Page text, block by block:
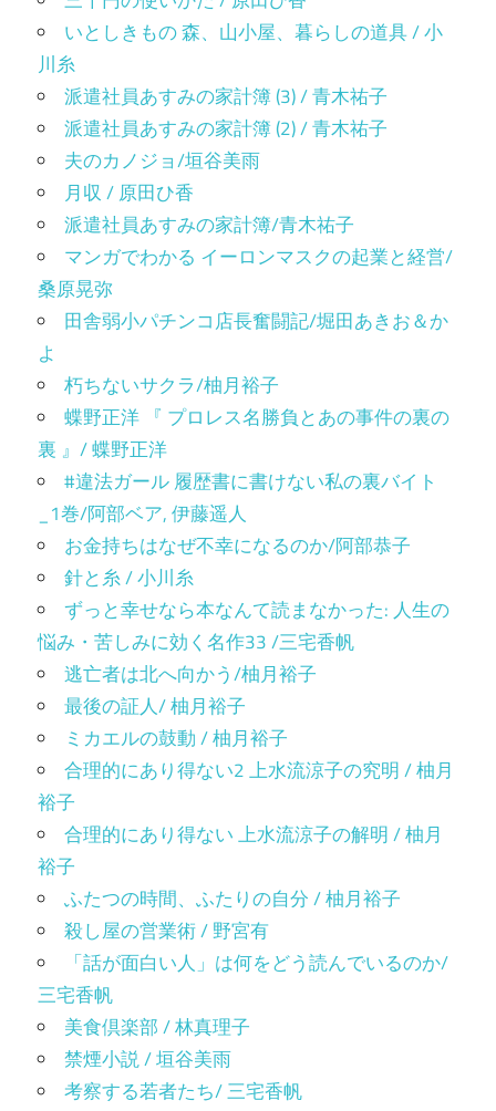
いとしきもの 森、山小屋、暮らしの道具 / 小
川糸
派遣社員あすみの家計簿 (3) / 青木祐子
派遣社員あすみの家計簿 (2) / 青木祐子
夫のカノジョ/垣谷美雨
月収 / 原田ひ香
派遣社員あすみの家計簿/青木祐子
マンガでわかる イーロンマスクの起業と経営/
桑原晃弥
田舎弱小パチンコ店長奮闘記/堀田あきお＆か
よ
朽ちないサクラ/柚月裕子
蝶野正洋 『 プロレス名勝負とあの事件の裏の
裏 』/ 蝶野正洋
#違法ガール 履歴書に書けない私の裏バイト
_1巻/阿部ベア, 伊藤遥人
お金持ちはなぜ不幸になるのか/阿部恭子
針と糸 / 小川糸
ずっと幸せなら本なんて読まなかった: 人生の
悩み・苦しみに効く名作33 /三宅香帆
逃亡者は北へ向かう/柚月裕子
最後の証人/ 柚月裕子
ミカエルの鼓動 / 柚月裕子
合理的にあり得ない2 上水流涼子の究明 / 柚月
裕子
合理的にあり得ない 上水流涼子の解明 / 柚月
裕子
ふたつの時間、ふたりの自分 / 柚月裕子
殺し屋の営業術 / 野宮有
「話が面白い人」は何をどう読んでいるのか/
三宅香帆
美食倶楽部 / 林真理子
禁煙小説 / 垣谷美雨
考察する若者たち/ 三宅香帆